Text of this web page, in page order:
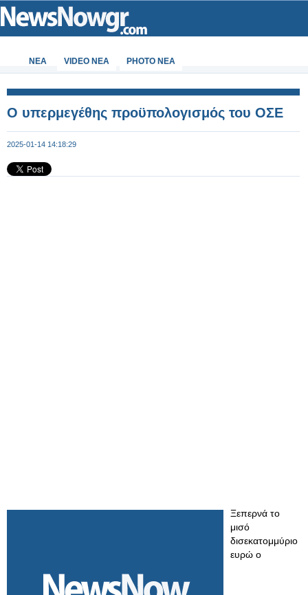
ΝΕΑ VIDEO NEA PHOTO NEA
Ο υπερμεγέθης προϋπολογισμός του ΟΣΕ
2025-01-14 14:18:29
Ξεπερνά το
μισό
δισεκατομμύριο
ευρώ ο